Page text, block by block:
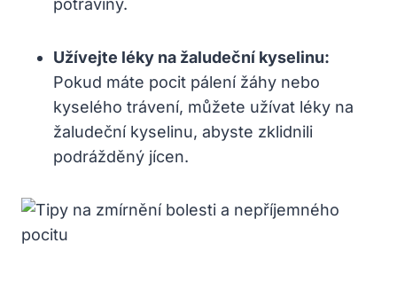
Užívejte léky na žaludeční kyselinu:
Pokud máte pocit pálení žáhy nebo
kyselého trávení, můžete užívat léky ⁤na⁣
žaludeční kyselinu, abyste‍ zklidnili
podrážděný jícen.